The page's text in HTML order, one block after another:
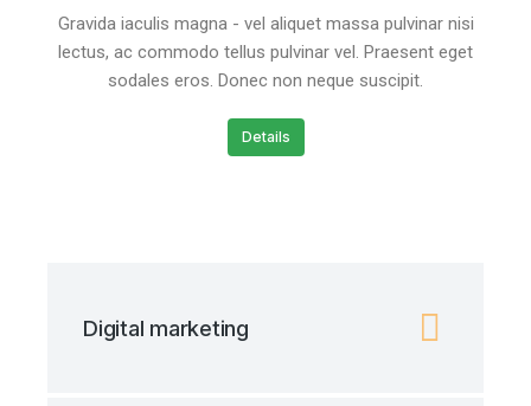
Gravida iaculis magna - vel aliquet massa pulvinar nisi
lectus, ac commodo tellus pulvinar vel. Praesent eget
sodales eros. Donec non neque suscipit.
Details
Digital marketing